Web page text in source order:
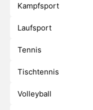
Kampfsport
Laufsport
Tennis
Tischtennis
Volleyball